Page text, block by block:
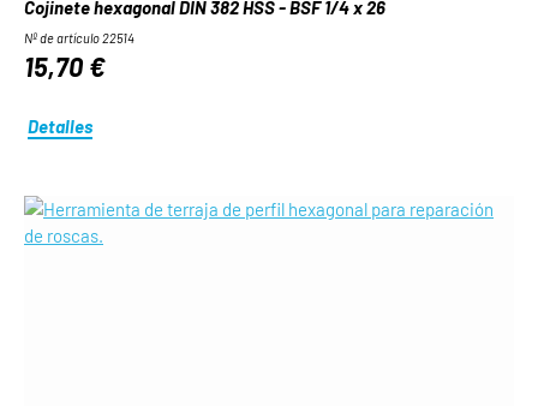
Cojinete hexagonal DIN 382 HSS - BSF 1/4 x 26
Nº de artículo 22514
15,70 €
Detalles